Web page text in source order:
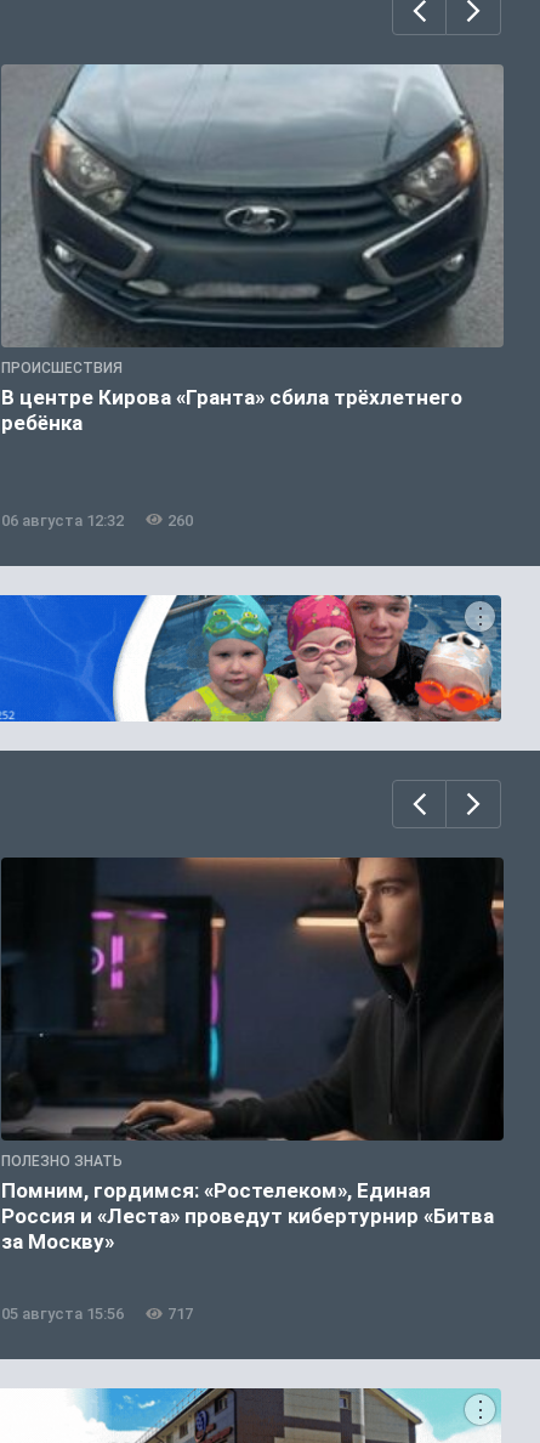
ПРОИСШЕСТВИЯ
В центре Кирова «Гранта» сбила трёхлетнего
ребёнка
06 августа 12:32 260
ПОЛЕЗНО ЗНАТЬ
Помним, гордимся: «Ростелеком», Единая
Россия и «Леста» проведут кибертурнир «Битва
за Москву»
05 августа 15:56 717